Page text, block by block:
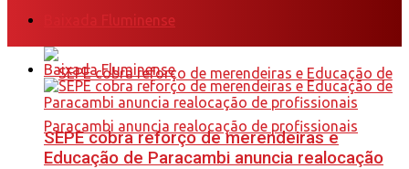
Baixada Fluminense
Baixada Fluminense
SEPE cobra reforço de merendeiras e
Educação de Paracambi anuncia realocação